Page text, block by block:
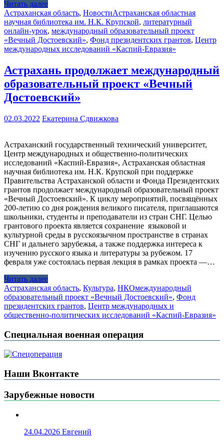
Читать далее
Астраханская область, НовостиАстраханская областная
научная библиотека им. Н.К. Крупской, литературный
онлайн-урок, международный образовательный проект
«Вечный Достоевский», Фонд президентских грантов, Центр
международных исследований «Каспий-Евразия»
Астрахань продолжает международный
образовательный проект «Вечный
Достоевский»
02.03.2022 Екатерина Сдвижкова
Астраханский государственный технический университет,
Центр международных и общественно-политических
исследований «Каспий-Евразия», Астраханская областная
научная библиотека им. Н.К. Крупской при поддержке
Правительства Астраханской области и Фонда Президентских
грантов продолжает международный образовательный проект
«Вечный Достоевский». К циклу мероприятий, посвящённых
200-летию со дня рождения великого писателя, приглашаются
школьники, студенты и преподаватели из стран СНГ. Целью
грантового проекта является сохранение языковой и
культурной среды в русскоязычном пространстве в странах
СНГ и дальнего зарубежья, а также поддержка интереса к
изучению русского языка и литературы за рубежом. 17
февраля уже состоялась первая лекция в рамках проекта —…
Читать далее
Астраханская область, Культура, НКОмеждународный
образовательный проект «Вечный Достоевский», Фонд
президентских грантов, Центр международных и
общественно-политических исследований «Каспий-Евразия»
Специальная военная операция
Наши Вконтакте
Зарубежные новости
24.04.2026 Евгений